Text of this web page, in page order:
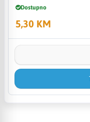
Dostupno
5,30 KM